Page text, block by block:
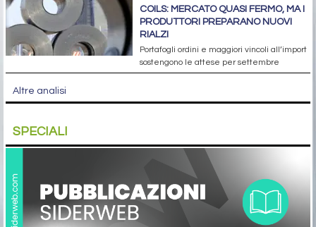
COILS: MERCATO QUASI FERMO, MA I
PRODUTTORI PREPARANO NUOVI
RIALZI
Portafogli ordini e maggiori vincoli all’import
sostengono le attese per settembre
Altre analisi
SPECIALI